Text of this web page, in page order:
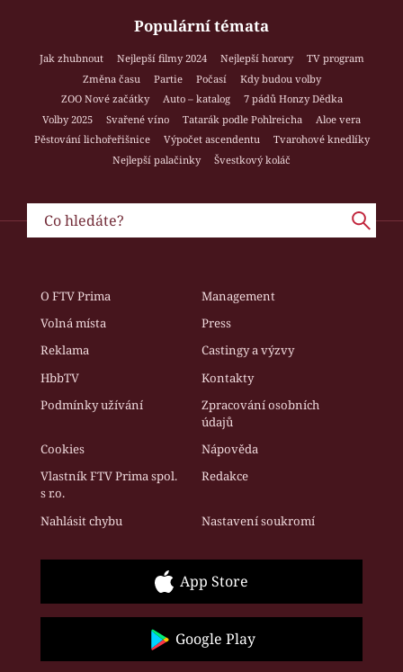
Populární témata
Jak zhubnout Nejlepší filmy 2024 Nejlepší horory
TV program
Změna času
Partie Počasí
Kdy budou volby
ZOO Nové začátky
Auto – katalog
7 pádů Honzy Dědka
Volby 2025
Svařené víno Tatarák podle Pohlreicha
Aloe vera
Pěstování lichořeřišnice
Výpočet ascendentu
Tvarohové knedlíky
Nejlepší palačinky
Švestkový koláč
O FTV Prima
Management
Volná místa
Press
Reklama
Castingy a výzvy
HbbTV
Kontakty
Podmínky užívání
Zpracování osobních
údajů
Cookies
Nápověda
Vlastník FTV Prima spol.
s r.o.
Redakce
Nahlásit chybu Nastavení soukromí
App Store
Google Play